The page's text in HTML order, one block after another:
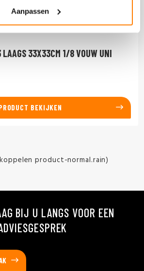
Aanpassen
LAAGS 33X33CM 1/8 VOUW UNI
BEKIJKEN
product-normal.rain)
BIJ U LANGS VOOR EEN